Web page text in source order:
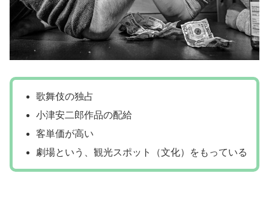
歌舞伎の独占
小津安二郎作品の配給
客単価が高い
劇場という、観光スポット（文化）をもっている